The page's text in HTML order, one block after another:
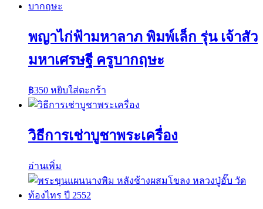
พญาไก่ฟ้ามหาลาภ พิมพ์เล็ก รุ่น เจ้าสัว
มหาเศรษฐี ครูบากฤษะ
฿350 หยิบใส่ตะกร้า
วิธีการเช่าบูชาพระเครื่อง
อ่านเพิ่ม